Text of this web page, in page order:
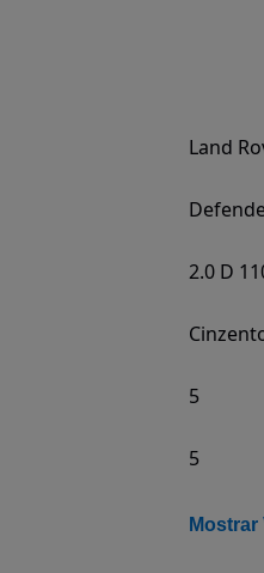
Land
2.0 D
5
5
Mostrar